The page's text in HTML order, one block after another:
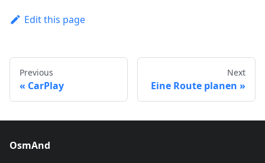
Edit this page
Previous
CarPlay
Next
Eine Route planen
OsmAnd